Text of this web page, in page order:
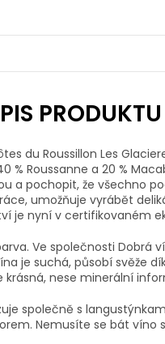
PRODUKTU
du Roussillon Les
% Roussanne a 20 %
a pochopit, že všechno
umožňuje vyrábět
je nyní v certifikovaném
Ve společnosti
je suchá, působí svěže
krásná, nese minerální
společně s
Nemusíte se bát